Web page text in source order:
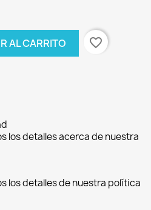
AL CARRITO favorite_border
los detalles acerca de nuestra
los detalles de nuestra política